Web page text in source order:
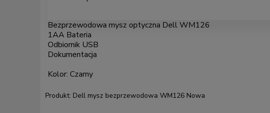
Bezprzewodowa mysz optyczna Dell WM126
1AA Bateria
Odbiornik USB
Dokumentacja
Kolor: Czarny
Produkt: Dell mysz bezprzewodowa WM126 Nowa